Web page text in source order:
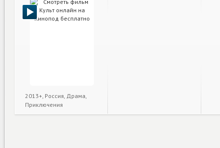
2013+, Россия, Драма,
Приключения